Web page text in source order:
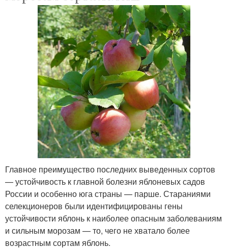
Главное преимущество последних выведенных сортов
— устойчивость к главной болезни яблоневых садов
России и особенно юга страны — парше. Стараниями
селекционеров были идентифицированы гены
устойчивости яблонь к наиболее опасным заболеваниям
и сильным морозам — то, чего не хватало более
возрастным сортам яблонь.